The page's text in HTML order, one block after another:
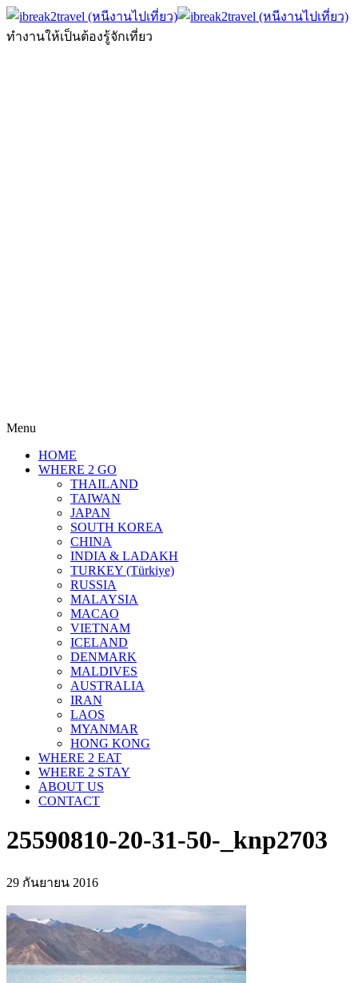
ทำงานให้เป็นต้องรู้จักเที่ยว
Menu
HOME
WHERE 2 GO
THAILAND
TAIWAN
JAPAN
SOUTH KOREA
CHINA
INDIA & LADAKH
TURKEY (Türkiye)
RUSSIA
MALAYSIA
MACAO
VIETNAM
ICELAND
DENMARK
MALDIVES
AUSTRALIA
IRAN
LAOS
MYANMAR
HONG KONG
WHERE 2 EAT
WHERE 2 STAY
ABOUT US
CONTACT
25590810-20-31-50-_knp2703
29 กันยายน 2016